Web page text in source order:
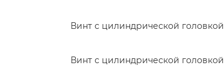
Винт с цилиндрической головкой
Винт с цилиндрической головкой